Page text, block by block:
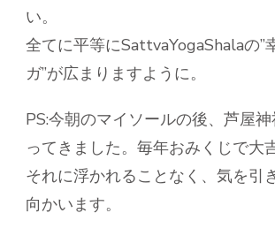
い。
全てに平等にSattvaYogaShalaの”
ガ”が広まりますように。
PS:今朝のマイソールの後、芦屋
ってきました。毎年おみくじで大
それに浮かれることなく、気を引
向かいます。